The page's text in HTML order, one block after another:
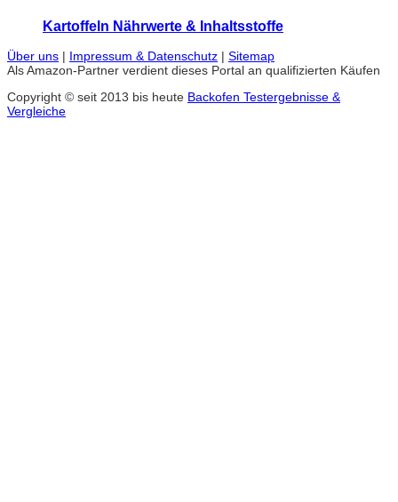
Kartoffeln Nährwerte & Inhaltsstoffe
Über uns | Impressum & Datenschutz | Sitemap
Als Amazon-Partner verdient dieses Portal an qualifizierten Käufen
Copyright © seit 2013 bis heute Backofen Testergebnisse &
Vergleiche